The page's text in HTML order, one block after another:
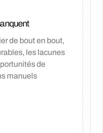
de bout en bout,
les lacunes
de
manuels